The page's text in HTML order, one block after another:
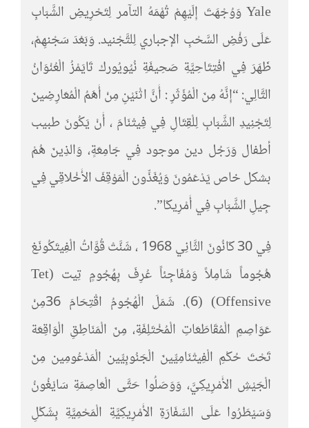
Yale وَوُجْهَتَ إِلَيْهِمْ تُهْمَهُ التآمر لِتَحْرِيضِ الشَّبَابِ
عَلَى رَفْضِ السَّحْبِ الإجباري لِلتَّجْنيد. وَبَعْدَ سَجْنهِمْ،
ظَهَرَ فِي افْتِتَاحِيَّةِ صَحِيفَةِ نُيُويُورك تَايَمْزُ الْعُنْوَانُ
التَّالِي: “إِنَّهُ مِنَ الْمُؤَثَرِ : أَنَّ اثْنَيْنِ مِنْ أَهَمُ الْمُعَارِضِينَ
لِتَجْنِيدِ الشَّبَابِ لِلْقِتَالِ فِي فِيتْنَامَ ، أَنْ يَكُونَ طبيب
أطفال وَرَجُل دين موجود فِي جَامِعَةٍ، وَالذِينَ هُمْ
بشكل خاص يَدْعَمُونَ وَيُغَذِّون الْمَوْقِفَ الأَخْلاقِي فِي
جِيلِ الشَّبَابِ فِي أَمْرِيكَا”.
فِي 30 كَانُونَ الثَّانِي 1968 ، شَنَّتْ قُوَّاتُ الْفِيتَكُونَغ
هُجُوماً شَامِلاً وَمُفَاجِئاً عُرِفَ بِهُجُومٍ تِيت (Tet
Offensive) (6). شَمَلَ الْهُجُومُ اقْتِحَامَ 36مِنْ
عَوَاصِمِ الْمُقَاطَعَاتِ الْمُخْتَلِفَةِ، مِنَ الْمَنَاطِقِ الْوَاقِعَة
تَحْتَ حُكْمِ الْفِيتْنَامِيِّينَ الْجَنُوبِيِّين الْمَدْعُومِين مِنَ
الْجَيْشِ الأَمْرِيكِيَّ، وَوَصَلُوا حَتَّى الْعَاصِمَةِ سَايْغُونُ
وَسَيْطَرُوا عَلَى السِّفَارَةِ الأَمْرِيكِيَّةِ الْمَحْمِيَّةِ بِشَكْلِ